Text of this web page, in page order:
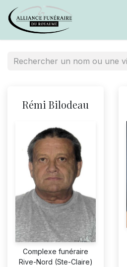
Rémi Bilodeau
Complexe funéraire
Rive-Nord (Ste-Claire)